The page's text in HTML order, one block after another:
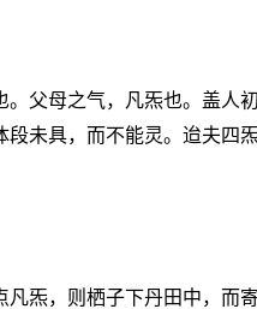
父母之气，凡炁也。盖人
未具，而不能灵。迨夫四
炁，则栖子下丹田中，而